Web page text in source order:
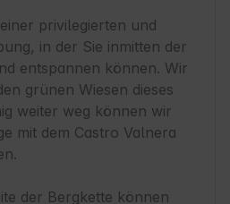
privilegierten und
in der Sie inmitten der
entspannen können. Wir
grünen Wiesen dieses
weiter weg können wir
mit dem Castro Valnera
der Bergkette können